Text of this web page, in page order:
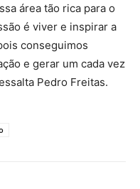
área tão rica para o
é viver e inspirar a
conseguimos
e gerar um cada vez
Pedro Freitas.